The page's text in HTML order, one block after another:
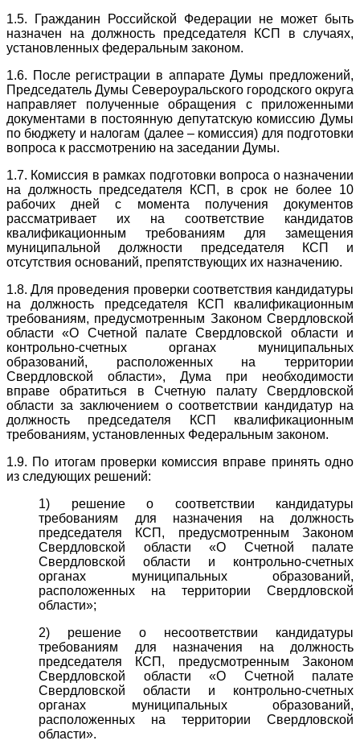
1.5. Гражданин Российской Федерации не может быть
назначен на должность председателя КСП в случаях,
установленных федеральным законом.
1.6. После регистрации в аппарате Думы предложений,
Председатель Думы Североуральского городского округа
направляет полученные обращения с приложенными
документами в постоянную депутатскую комиссию Думы
по бюджету и налогам (далее – комиссия) для подготовки
вопроса к рассмотрению на заседании Думы.
1.7. Комиссия в рамках подготовки вопроса о назначении
на должность председателя КСП, в срок не более 10
рабочих дней с момента получения документов
рассматривает их на соответствие кандидатов
квалификационным требованиям для замещения
муниципальной должности председателя КСП и
отсутствия оснований, препятствующих их назначению.
1.8. Для проведения проверки соответствия кандидатуры
на должность председателя КСП квалификационным
требованиям, предусмотренным Законом Свердловской
области «О Счетной палате Свердловской области и
контрольно-счетных органах муниципальных
образований, расположенных на территории
Свердловской области», Дума при необходимости
вправе обратиться в Счетную палату Свердловской
области за заключением о соответствии кандидатур на
должность председателя КСП квалификационным
требованиям, установленных Федеральным законом.
1.9. По итогам проверки комиссия вправе принять одно
из следующих решений:
1) решение о соответствии кандидатуры
требованиям для назначения на должность
председателя КСП, предусмотренным Законом
Свердловской области «О Счетной палате
Свердловской области и контрольно-счетных
органах муниципальных образований,
расположенных на территории Свердловской
области»;
2) решение о несоответствии кандидатуры
требованиям для назначения на должность
председателя КСП, предусмотренным Законом
Свердловской области «О Счетной палате
Свердловской области и контрольно-счетных
органах муниципальных образований,
расположенных на территории Свердловской
области».